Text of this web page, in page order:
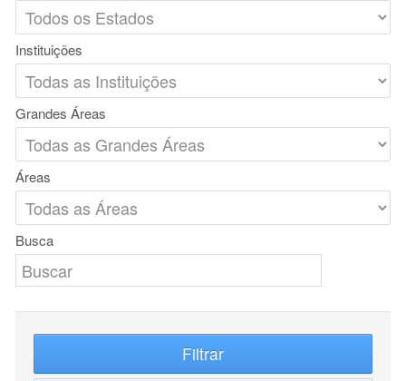
Instituições
Grandes Áreas
Áreas
Busca
Filtrar